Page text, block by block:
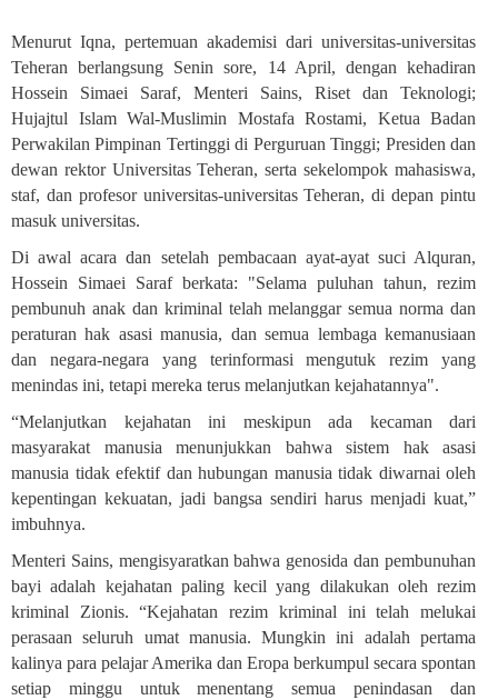
Menurut Iqna, pertemuan akademisi dari universitas-universitas
Teheran berlangsung Senin sore, 14 April, dengan kehadiran
Hossein Simaei Saraf, Menteri Sains, Riset dan Teknologi;
Hujajtul Islam Wal-Muslimin Mostafa Rostami, Ketua Badan
Perwakilan Pimpinan Tertinggi di Perguruan Tinggi; Presiden dan
dewan rektor Universitas Teheran, serta sekelompok mahasiswa,
staf, dan profesor universitas-universitas Teheran, di depan pintu
masuk universitas.
Di awal acara dan setelah pembacaan ayat-ayat suci Alquran,
Hossein Simaei Saraf berkata: "Selama puluhan tahun, rezim
pembunuh anak dan kriminal telah melanggar semua norma dan
peraturan hak asasi manusia, dan semua lembaga kemanusiaan
dan negara-negara yang terinformasi mengutuk rezim yang
menindas ini, tetapi mereka terus melanjutkan kejahatannya."
“Melanjutkan kejahatan ini meskipun ada kecaman dari
masyarakat manusia menunjukkan bahwa sistem hak asasi
manusia tidak efektif dan hubungan manusia tidak diwarnai oleh
kepentingan kekuatan, jadi bangsa sendiri harus menjadi kuat,”
imbuhnya.
Menteri Sains, mengisyaratkan bahwa genosida dan pembunuhan
bayi adalah kejahatan paling kecil yang dilakukan oleh rezim
kriminal Zionis. “Kejahatan rezim kriminal ini telah melukai
perasaan seluruh umat manusia. Mungkin ini adalah pertama
kalinya para pelajar Amerika dan Eropa berkumpul secara spontan
setiap minggu untuk menentang semua penindasan dan